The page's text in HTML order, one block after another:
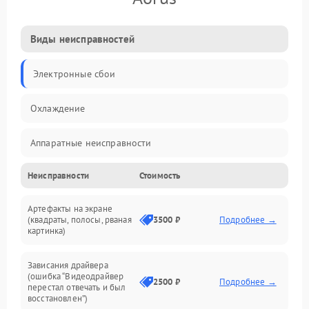
Виды неисправностей
Электронные сбои
Охлаждение
Аппаратные неисправности
Перегрев и термопроблемы
Видео
Интерфейсные и коммуникационные проблемы
Неисправности Стоимость
Артефакты на экране
(квадраты, полосы, рваная
картинка)
3500 ₽ Подробнее →
Зависания драйвера
(ошибка “Видеодрайвер
перестал отвечать и был
восстановлен”)
2500 ₽ Подробнее →